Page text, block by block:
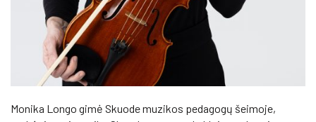
Monika Longo gimė Skuode muzikos pedagogų šeimoje,